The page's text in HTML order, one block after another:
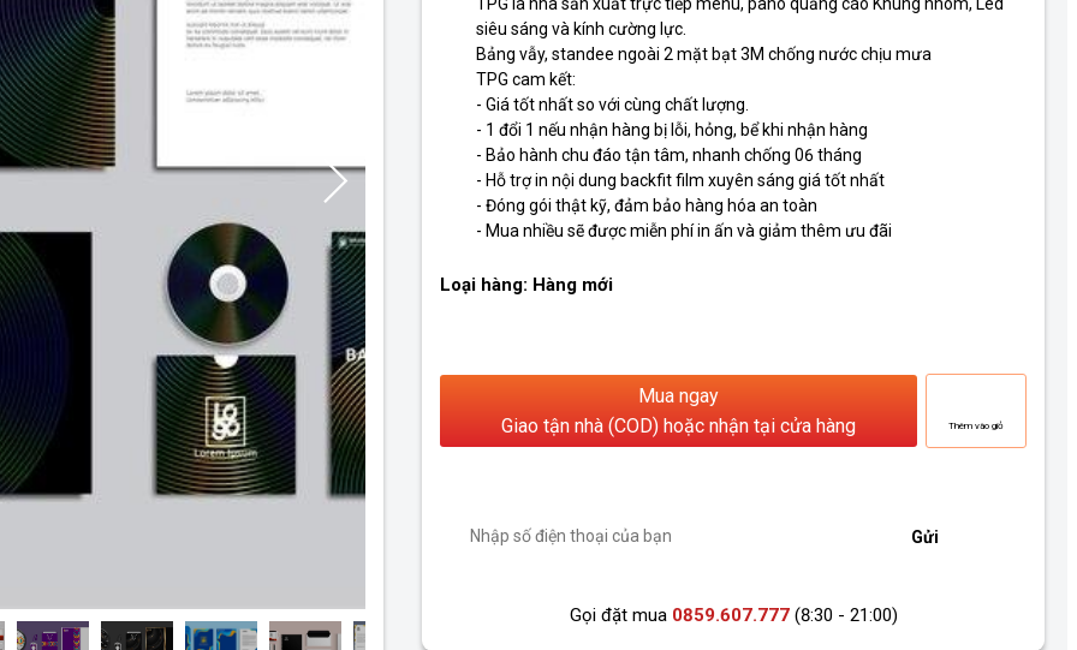
siêu sáng và kính cường lực.
Bảng vẫy, standee ngoài 2 mặt bạt 3M chống nước chịu mưa
TPG cam kết:
- Giá tốt nhất so với cùng chất lượng.
- 1 đổi 1 nếu nhận hàng bị lỗi, hỏng, bể khi nhận hàng
- Bảo hành chu đáo tận tâm, nhanh chống 06 tháng
- Hỗ trợ in nội dung backfit film xuyên sáng giá tốt nhất
- Đóng gói thật kỹ, đảm bảo hàng hóa an toàn
- Mua nhiều sẽ được miễn phí in ấn và giảm thêm ưu đãi
Gọi đặt mua 0859.607.777(8:30 - 21:00)
Mua ngay
Giao tận nhà (COD) hoặc nhận tại cửa hàng
Loại hàng: Hàng mới
Gửi
Thêm vào giỏ